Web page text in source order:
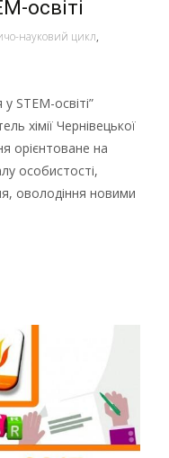
освіті
науковий цикл,
STEM-освіті”
хімії Чернівецької
орієнтоване на
особистості,
оволодіння новими